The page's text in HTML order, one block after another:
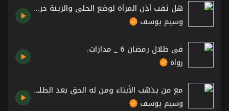
هل ثقب أذن المرأة لوضع الحلي والزينة حرام؟ الشيخ د. وسيم يوسف
وسيم يوسف
في ظلال رمضان 6 _ مدارات.
رواة
مع من يذهب الأبناء ومن له الحق بعد الطلاق بين الزوجين؟ - الشيخ د. وسيم يوسف
وسيم يوسف